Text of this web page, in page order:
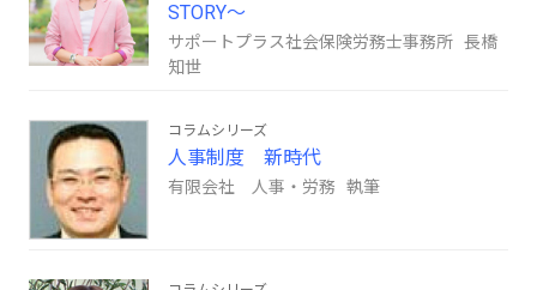
STORY～
サポートプラス社会保険労務士事務所 長橋
知世
コラムシリーズ
人事制度 新時代
有限会社 人事・労務 執筆